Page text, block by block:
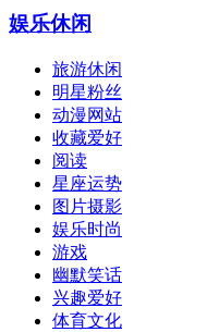
娱乐休闲
旅游休闲
明星粉丝
动漫网站
收藏爱好
阅读
星座运势
图片摄影
娱乐时尚
游戏
幽默笑话
兴趣爱好
体育文化